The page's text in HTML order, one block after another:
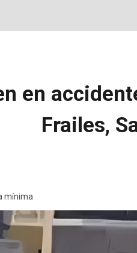
en
Frailes,
mínima